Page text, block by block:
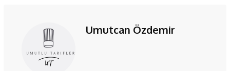
Umutcan Özdemir